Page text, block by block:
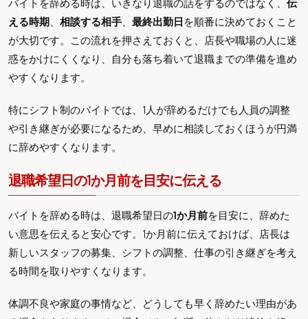
バイトを辞める時は、いきなり退職の話をするのではなく、 伝
える時期、 相談する相手、 最終出勤日 を順番に決めておくこと
が大切です。この流れを押さえておくと、店長や職場の人に迷
惑をかけにくくなり、自分も落ち着いて退職までの準備を進め
やすくなります。
特にシフト制のバイトでは、1人が辞めるだけでも人員の調整
や引き継ぎが必要になるため、早めに相談しておくほうが円満
に辞めやすくなります。
退職希望日の1か月前を目安に伝える
バイトを辞める時は、退職希望日の1か月前を目安に、辞めた
い意思を伝えると安心です。1か月前に伝えておけば、店長は
新しいスタッフの募集、シフトの調整、仕事の引き継ぎを考え
る時間を取りやすくなります。
体調不良や家庭の事情など、どうしても早く辞めたい理由があ